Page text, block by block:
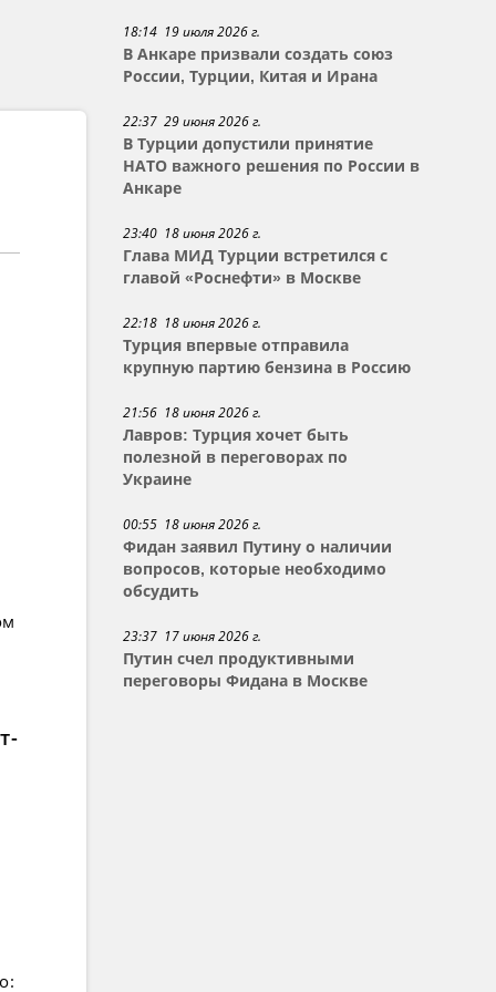
18:14 19 июля 2026 г.
В Анкаре призвали создать союз
России, Турции, Китая и Ирана
22:37 29 июня 2026 г.
В Турции допустили принятие
НАТО важного решения по России в
Анкаре
23:40 18 июня 2026 г.
Глава МИД Турции встретился с
главой «Роснефти» в Москве
22:18 18 июня 2026 г.
Турция впервые отправила
крупную партию бензина в Россию
21:56 18 июня 2026 г.
Лавров: Турция хочет быть
полезной в переговорах по
Украине
00:55 18 июня 2026 г.
Фидан заявил Путину о наличии
вопросов, которые необходимо
обсудить
23:37 17 июня 2026 г.
Путин счел продуктивными
переговоры Фидана в Москве